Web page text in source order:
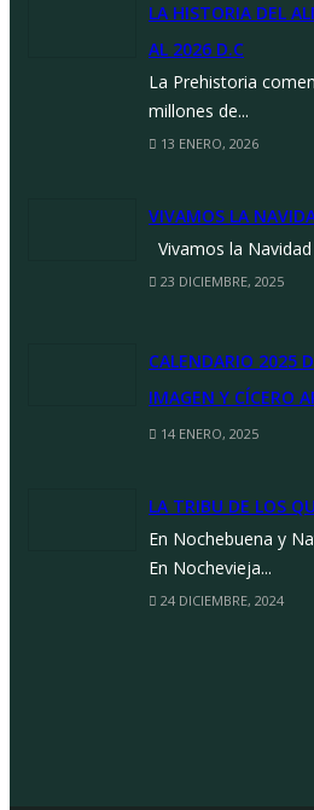
LA HISTORIA DEL
AL 2026 D.C
La Prehistoria
millones de...
13 ENERO, 2026
VIVAMOS LA
Vivamos la
23 DICIEMBRE, 2025
CALENDARIO 2025
IMAGEN Y CÍCERO
14 ENERO, 2025
LA TRIBU DE LOS
En Nochebuena y
En Nochevieja...
24 DICIEMBRE, 2024